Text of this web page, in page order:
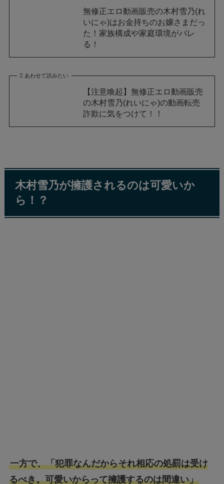
無修正エロ動画販売の木村雪乃(れ
いにゃ)はお金持ちのお嬢さまだっ
た！家族構成や家庭環境がバレ
る！
あわせて読みたい
【注意喚起】無修正エロ動画販売
の木村雪乃(れいにゃ)の動画転売
詐欺に気をつけて！！
木村雪乃が擁護されるのは可愛いか
ら！？
一方で、「犯罪なんだからそれ相応の処罰は受け
るべき。可愛いからって擁護するのは間違い」